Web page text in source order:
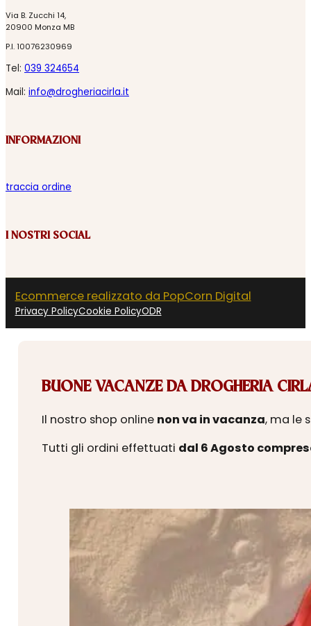
Via B. Zucchi 14,
20900 Monza MB
P.I. 10076230969
Tel: 039 324654
Mail: info@drogheriacirla.it
INFORMAZIONI
traccia ordine
I NOSTRI SOCIAL
Ecommerce realizzato da PopCorn Digital
Privacy PolicyCookie PolicyODR
BUONE VACANZE DA DROGHERIA
Il nostro shop online non va in vacanza, ma le
Tutti gli ordini effettuati dal 6 Agosto